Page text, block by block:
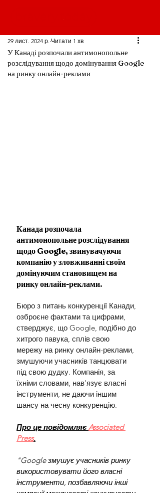
У Канаді розпочали антимонопольне
розслідування щодо домінування Google
на ринку онлайн-реклами
29 лист. 2024 р. Читати 1 хв
Канада розпочала
антимонопольне розслідування
щодо Google, звинувачуючи
компанію у зловживанні своїм
домінуючим становищем на
ринку онлайн-реклами.
Бюро з питань конкуренції Канади,
озброєне фактами та цифрами,
стверджує, що Google, подібно до
хитрого павука, сплів свою
мережу на ринку онлайн-реклами,
змушуючи учасників танцювати
під свою дудку. Компанія, за
їхніми словами, нав'язує власні
інструменти, не даючи іншим
шансу на чесну конкуренцію.
Про це повідомляє Associated
Press.
"Google змушує учасників ринку
використовувати його власні
інструменти, позбавляючи інші